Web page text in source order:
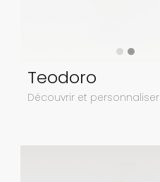
Teodoro
Découvrir et personnaliser